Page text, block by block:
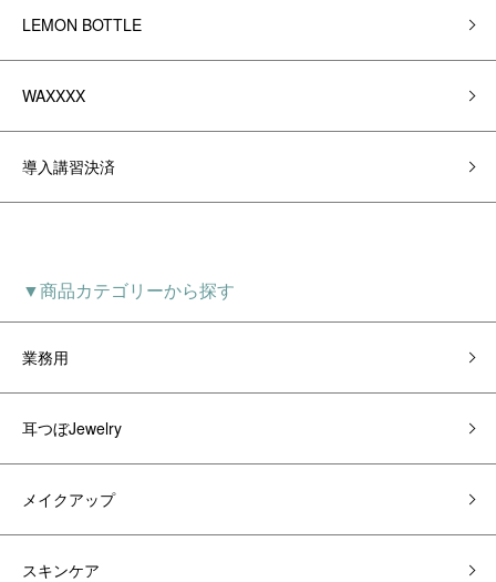
LEMON BOTTLE
WAXXXX
導入講習決済
▼商品カテゴリーから探す
業務用
耳つぼJewelry
メイクアップ
スキンケア